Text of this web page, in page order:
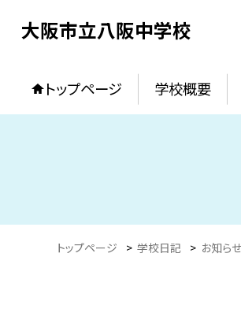
大阪市立八阪中学校
トップページ 学校概要
トップページ > 学校日記 > お知らせ